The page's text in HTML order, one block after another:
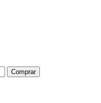
Comprar